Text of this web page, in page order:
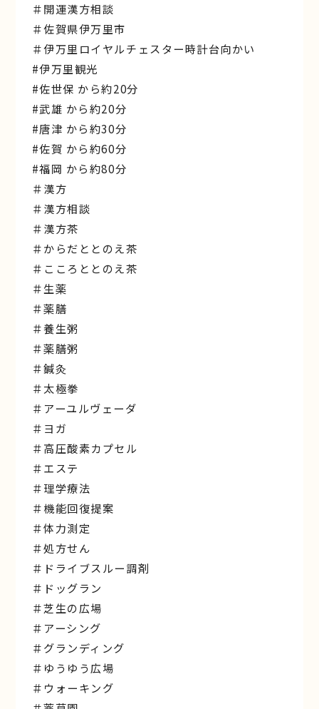
＃開運漢方相談
＃佐賀県伊万里市
＃伊万里ロイヤルチェスター時計台向かい
#伊万里観光
#佐世保 から約20分
#武雄 から約20分
#唐津 から約30分
#佐賀 から約60分
#福岡 から約80分
＃漢方
＃漢方相談
＃漢方茶
＃からだととのえ茶
＃こころととのえ茶
＃生薬
＃薬膳
＃養生粥
＃薬膳粥
＃鍼灸
＃太極拳
＃アーユルヴェーダ
＃ヨガ
＃高圧酸素カプセル
＃エステ
＃理学療法
＃機能回復提案
＃体力測定
＃処方せん
＃ドライブスルー調剤
＃ドッグラン
＃芝生の広場
＃アーシング
＃グランディング
＃ゆうゆう広場
＃ウォーキング